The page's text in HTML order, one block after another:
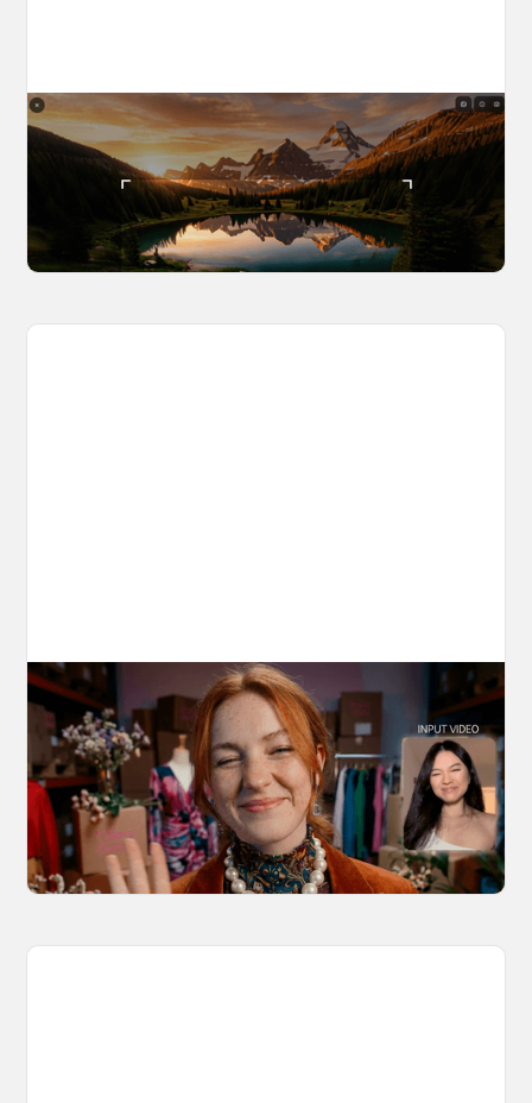
The World Builder's Handbook
Build a world once, shoot from it forever. Your
complete guide to creating, navigating, and
capturing inside OpenArt Worlds.
March 25, 2026
10 Types of Videos You Can Create with
Kling 3.0 Motion Control
Discover 10 video types you can create using
Kling 3.0 Motion Control on OpenArt, from
marketing to storytelling with amazingly
consistent motion and identity.
March 20, 2026